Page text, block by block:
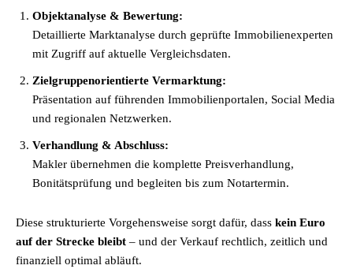
Objektanalyse & Bewertung:
Detaillierte Marktanalyse durch geprüfte Immobilienexperten
mit Zugriff auf aktuelle Vergleichsdaten.
Zielgruppenorientierte Vermarktung:
Präsentation auf führenden Immobilienportalen, Social Media
und regionalen Netzwerken.
Verhandlung & Abschluss:
Makler übernehmen die komplette Preisverhandlung,
Bonitätsprüfung und begleiten bis zum Notartermin.
Diese strukturierte Vorgehensweise sorgt dafür, dass kein Euro
auf der Strecke bleibt – und der Verkauf rechtlich, zeitlich und
finanziell optimal abläuft.